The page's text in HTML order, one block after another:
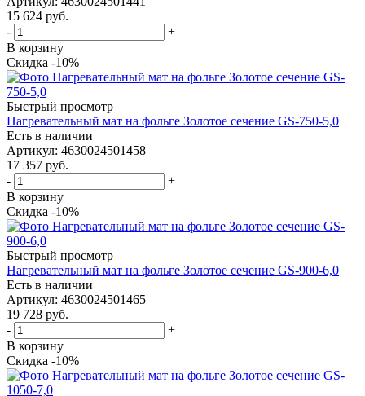
15 624 руб.
-
+
В корзину
Скидка -10%
Быстрый просмотр
Нагревательный мат на фольге Золотое сечение GS-750-5,0
Есть в наличии
Артикул: 4630024501458
17 357 руб.
-
+
В корзину
Скидка -10%
Быстрый просмотр
Нагревательный мат на фольге Золотое сечение GS-900-6,0
Есть в наличии
Артикул: 4630024501465
19 728 руб.
-
+
В корзину
Скидка -10%